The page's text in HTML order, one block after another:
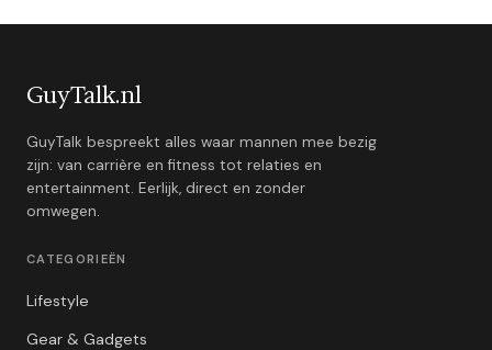
GuyTalk.nl
GuyTalk bespreekt alles waar mannen mee bezig
zijn: van carrière en fitness tot relaties en
entertainment. Eerlijk, direct en zonder
omwegen.
CATEGORIEËN
Lifestyle
Gear & Gadgets